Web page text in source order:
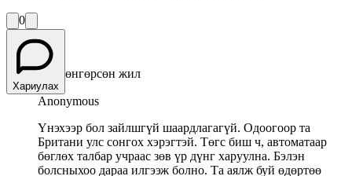
0
Хариулах
өнгөрсөн жил
Anonymous
Үнэхээр бол зайлшгүй шаардлагагүй. Одоогоор та
Британи улс сонгох хэрэгтэй. Төгс биш ч, автоматаар
бөглөх талбар учраас зөв үр дүнг харуулна. Бэлэн
болсныхоо дараа илгээж болно. Та аялж буй өдөртөө